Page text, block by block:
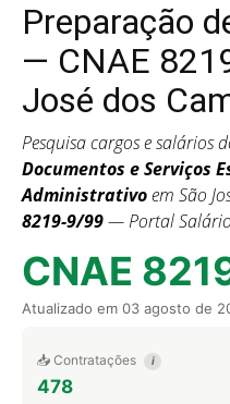
Preparação
— CNAE
José dos
Pesquisa cargos e salários
Documentos e Serviços
Administrativoem São
8219-9/99— Portal Salário
CNAE
Atualizado em 03 agosto de
📥 Contratações i
478